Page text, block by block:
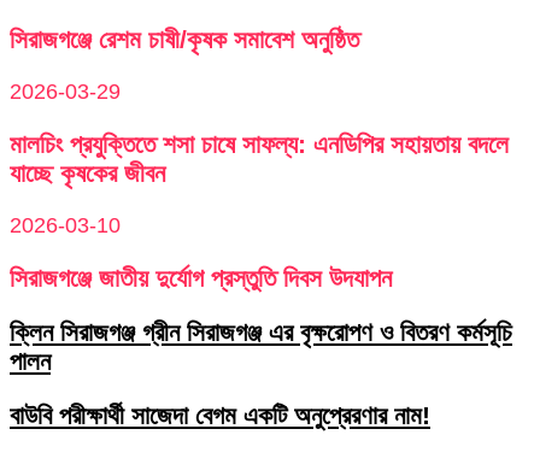
সিরাজগঞ্জে রেশম চাষী/কৃষক সমাবেশ অনুষ্ঠিত
2026-03-29
মালচিং প্রযুক্তিতে শসা চাষে সাফল্য: এনডিপির সহায়তায় বদলে
যাচ্ছে কৃষকের জীবন
2026-03-10
সিরাজগঞ্জে জাতীয় দুর্যোগ প্রস্তুতি দিবস উদযাপন
ক্লিন সিরাজগঞ্জ গ্রীন সিরাজগঞ্জ এর বৃক্ষরোপণ ও বিতরণ কর্মসূচি
পালন
বাউবি পরীক্ষার্থী সাজেদা বেগম একটি অনুপ্রেরণার নাম!